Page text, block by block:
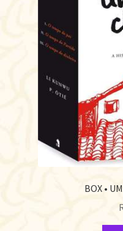
BOX •